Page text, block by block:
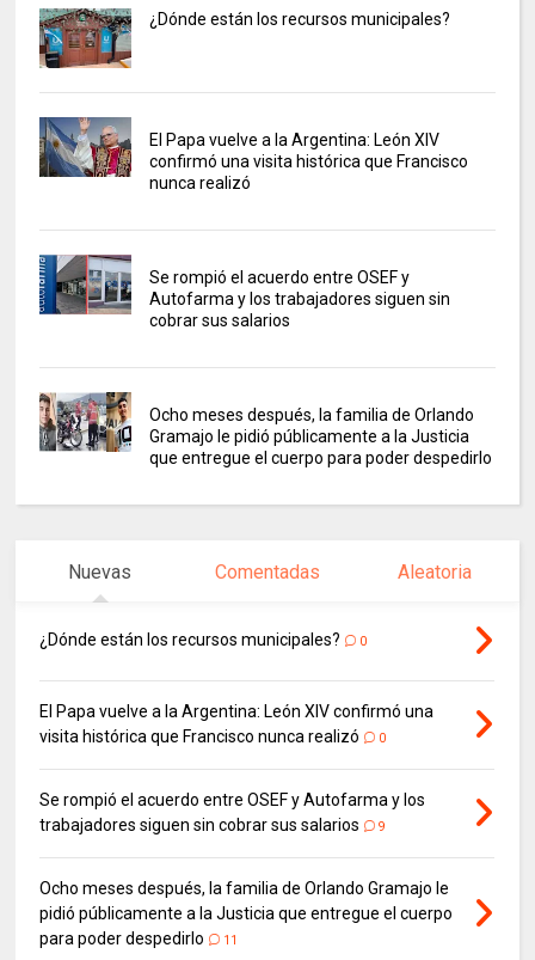
¿Dónde están los recursos municipales?
El Papa vuelve a la Argentina: León XIV
confirmó una visita histórica que Francisco
nunca realizó
Se rompió el acuerdo entre OSEF y
Autofarma y los trabajadores siguen sin
cobrar sus salarios
Ocho meses después, la familia de Orlando
Gramajo le pidió públicamente a la Justicia
que entregue el cuerpo para poder despedirlo
Nuevas Comentadas Aleatoria
¿Dónde están los recursos municipales? 0
El Papa vuelve a la Argentina: León XIV confirmó una
visita histórica que Francisco nunca realizó
0
Se rompió el acuerdo entre OSEF y Autofarma y los
trabajadores siguen sin cobrar sus salarios
9
Ocho meses después, la familia de Orlando Gramajo le
pidió públicamente a la Justicia que entregue el cuerpo
para poder despedirlo
11